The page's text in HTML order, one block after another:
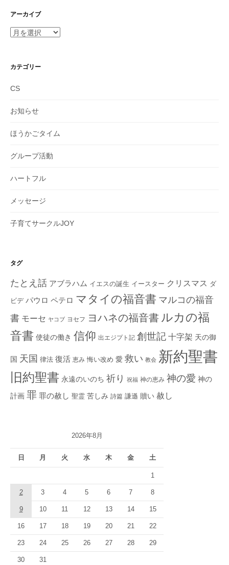
アーカイブ
ア
イ
カテゴリー
CS
お知らせ
ほうかごタイム
グループ活動
ハートフル
メッセージ
子育てサークルJOY
タグ
たとえ話 アブラハム イエスの誕生 イースター クリスマス ダ
ビデ パウロ ペテロ マタイの福音書 マルコの福音
書 モーセ ヤコブ ヨセフ ヨハネの福音書 ルカの福
音書 使徒の働き 信仰 出エジプト記 創世記 十字架 天の御
国 天国 律法 復活 恵み 悔い改め 愛 救い 教会 新約聖書
旧約聖書 永遠のいのち 祈り 祝福 神の恵み 神の愛 神の
計画 罪 罪の赦し 聖霊 苦しみ 詩篇 謙遜 贖い 赦し
2026年8月
日 月 火 水 木 金 土
1
2 3 4 5 6 7 8
9 10 11 12 13 14 15
16 17 18 19 20 21 22
23 24 25 26 27 28 29
30 31